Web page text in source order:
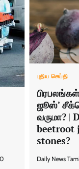
0
புதிய செய்தி
ஜூஸ்’
வருமா? |
beetroot
stones?
Daily News